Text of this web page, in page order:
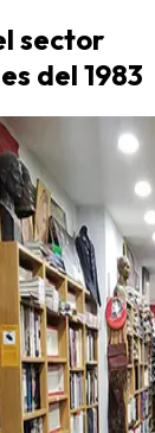
sector
del 1983